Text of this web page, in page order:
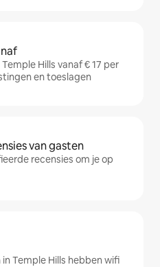
Hills vanaf € 17 per
en toeslagen
van gasten
recensies om je op
Temple Hills hebben wifi